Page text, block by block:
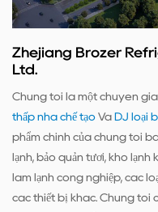
Zhejiang Brozer
Ltd.
Chúng tôi là một chuyên gia
thấp nhà chế tạo Và DJ loại
phẩm chính của chúng tôi
lạnh, bảo quản tươi, kho
làm lạnh công nghiệp, các
các thiết bị khác. Chúng tôi